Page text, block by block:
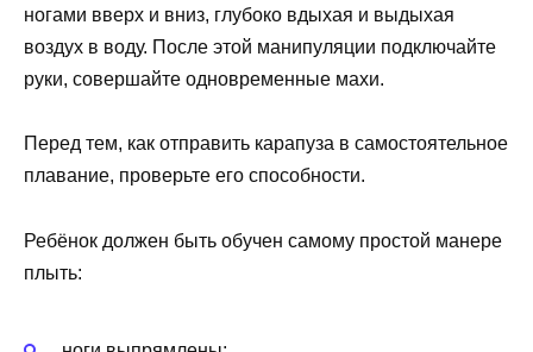
ногами вверх и вниз, глубоко вдыхая и выдыхая
воздух в воду. После этой манипуляции подключайте
руки, совершайте одновременные махи.
Перед тем, как отправить карапуза в самостоятельное
плавание, проверьте его способности.
Ребёнок должен быть обучен самому простой манере
плыть: